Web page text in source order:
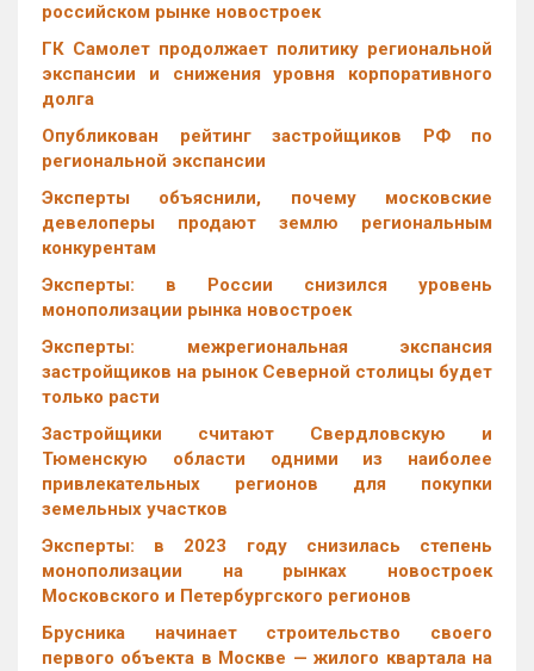
российском рынке новостроек
ГК Самолет продолжает политику региональной
экспансии и снижения уровня корпоративного
долга
Опубликован рейтинг застройщиков РФ по
региональной экспансии
Эксперты объяснили, почему московские
девелоперы продают землю региональным
конкурентам
Эксперты: в России снизился уровень
монополизации рынка новостроек
Эксперты: межрегиональная экспансия
застройщиков на рынок Северной столицы будет
только расти
Застройщики считают Свердловскую и
Тюменскую области одними из наиболее
привлекательных регионов для покупки
земельных участков
Эксперты: в 2023 году снизилась степень
монополизации на рынках новостроек
Московского и Петербургского регионов
Брусника начинает строительство своего
первого объекта в Москве — жилого квартала на